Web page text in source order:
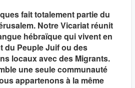
fait totalement partie du
Notre Vicariat réunit
hébraïque qui vivent en
du Peuple Juif ou des
locaux avec des Migrants.
une seule communauté
appartenons à la même